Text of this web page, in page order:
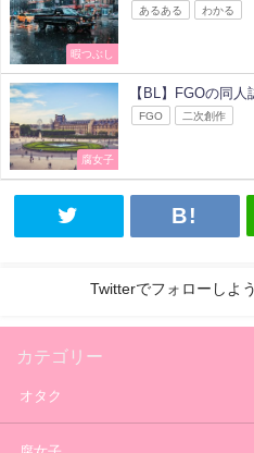
暇つぶし
あるある わかる
腐女子
【BL】FGOの同
FGO 二次創作
Twitterでフォローしよう
カテゴリー
オタク